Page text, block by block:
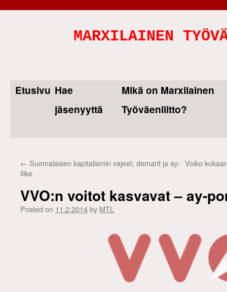
MARXILAINEN
Skip
Etusivu Hae
jäsenyyttä
Mikä on Marxilainen
Työväenliitto?
← Suomalaisen kapitalismin vajeet, demarit ja ay-
liike
Voiko
VVO:n voitot kasvavat – ay-
Posted on 11.2.2014by MTL